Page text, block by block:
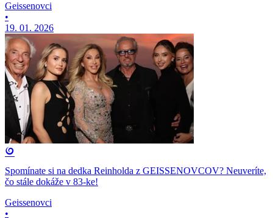
Geissenovci
•
19. 01. 2026
Spomínate si na dedka Reinholda z GEISSENOVCOV? Neuveríte,
čo stále dokáže v 83-ke!
Geissenovci
•